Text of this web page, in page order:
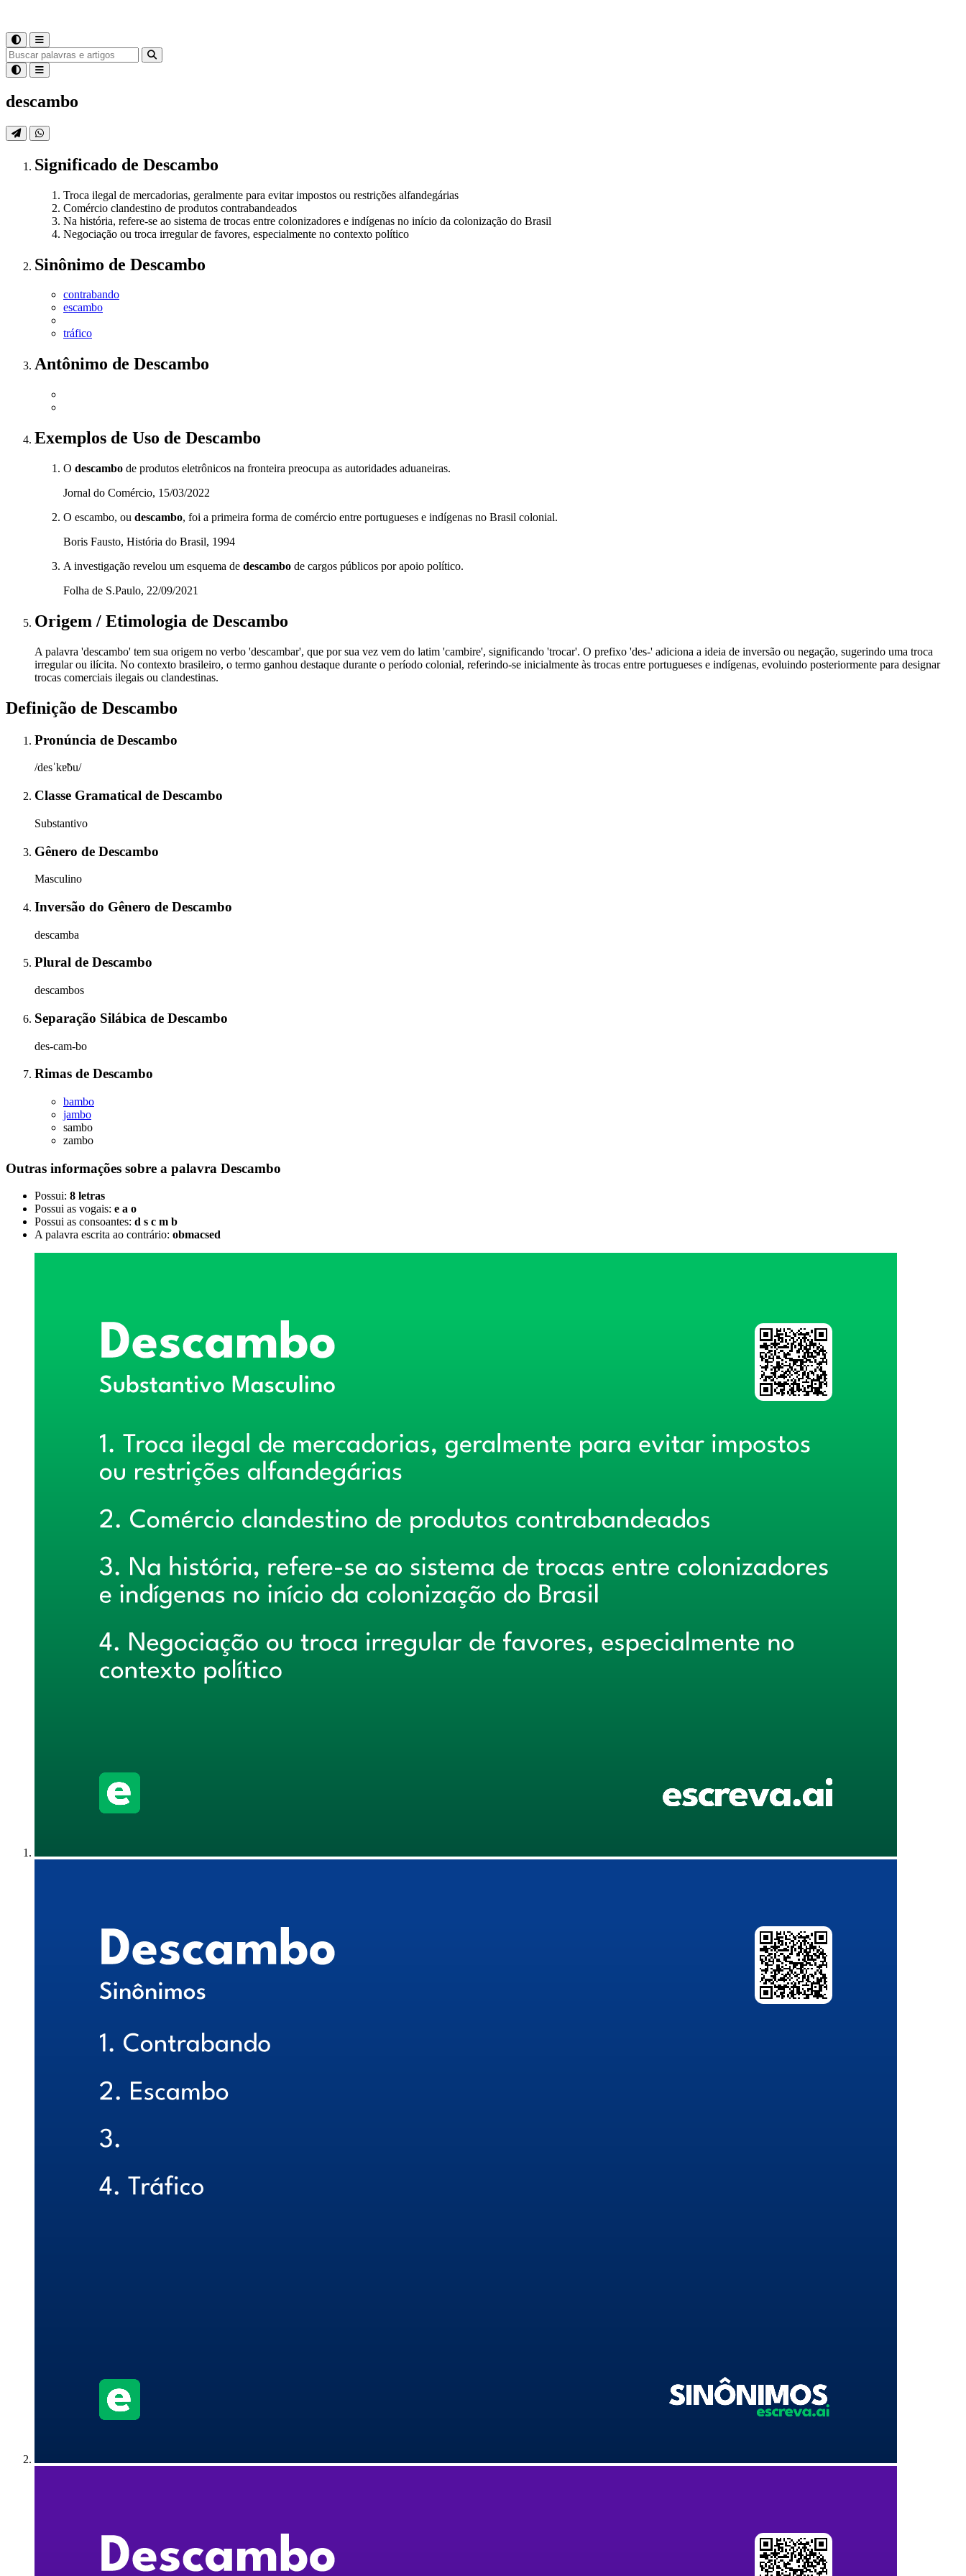
descambo
Significado de Descambo
Troca ilegal de mercadorias, geralmente para evitar impostos ou restrições alfandegárias
Comércio clandestino de produtos contrabandeados
Na história, refere-se ao sistema de trocas entre colonizadores e indígenas no início da colonização do Brasil
Negociação ou troca irregular de favores, especialmente no contexto político
Sinônimo de Descambo
contrabando
escambo
tráfico
Antônimo de Descambo
Exemplos de Uso de Descambo
O descambo de produtos eletrônicos na fronteira preocupa as autoridades aduaneiras.
Jornal do Comércio, 15/03/2022
O escambo, ou descambo, foi a primeira forma de comércio entre portugueses e indígenas no Brasil colonial.
Boris Fausto, História do Brasil, 1994
A investigação revelou um esquema de descambo de cargos públicos por apoio político.
Folha de S.Paulo, 22/09/2021
Origem / Etimologia de Descambo
A palavra 'descambo' tem sua origem no verbo 'descambar', que por sua vez vem do latim 'cambire', significando 'trocar'. O prefixo 'des-' adiciona a ideia de inversão ou negação, sugerindo uma troca
irregular ou ilícita. No contexto brasileiro, o termo ganhou destaque durante o período colonial, referindo-se inicialmente às trocas entre portugueses e indígenas, evoluindo posteriormente para designar
trocas comerciais ilegais ou clandestinas.
Definição de Descambo
Pronúncia de Descambo
/desˈkɐ̃bu/
Classe Gramatical de Descambo
Substantivo
Gênero de Descambo
Masculino
Inversão do Gênero de Descambo
descamba
Plural de Descambo
descambos
Separação Silábica de Descambo
des-cam-bo
Rimas de Descambo
bambo
jambo
sambo
zambo
Outras informações sobre a palavra Descambo
Possui: 8 letras
Possui as vogais: e a o
Possui as consoantes: d s c m b
A palavra escrita ao contrário: obmacsed